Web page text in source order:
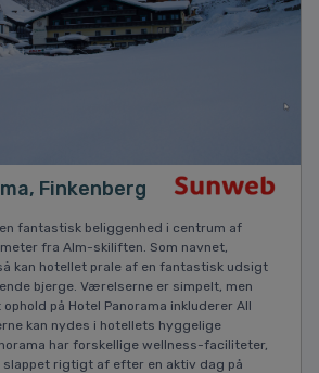
Finkenberg
fantastisk beliggenhed i centrum af
fra Alm-skiliften. Som navnet,
kan hotellet prale af en fantastisk udsigt
bjerge. Værelserne er simpelt, men
på Hotel Panorama inkluderer All
kan nydes i hotellets hyggelige
har forskellige wellness-faciliteter,
slappet rigtigt af efter en aktiv dag på